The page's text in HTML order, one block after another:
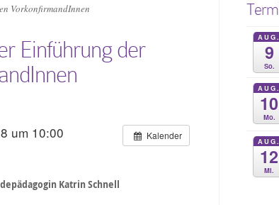
VorkonfirmandInnen
Einführung der
Kalender
um 10:00
Katrin Schnell
AUG.
9
So.
AUG.
10
Mo.
AUG.
12
Mi.